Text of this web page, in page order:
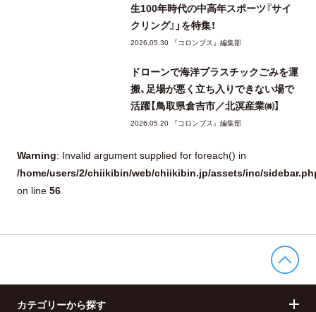
生100年時代の中高年スポーツ『サイ
クリング』」を特集！
2026.05.30 『コロンブス』編集部
ドローンで海洋プラスチックごみを運
搬、足場が悪く立ち入りできない場で
活躍【鳥取県倉吉市／北溟産業㈱】
2026.05.20 『コロンブス』編集部
Warning: Invalid argument supplied for foreach() in
/home/users/2/chiikibin/web/chiikibin.jp/assets/inc/
on line 56
カテゴリーから探す